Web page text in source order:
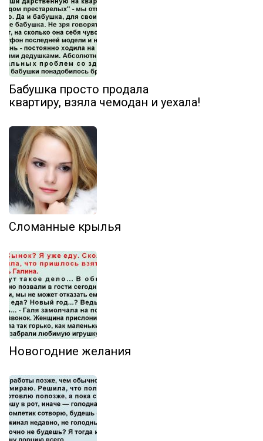
Бабушка просто продала
квартиру, взяла чемодан и уехала!
Сломанные крылья
Новогодние желания